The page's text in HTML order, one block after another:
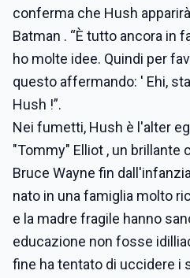
conferma che Hush
Batman . “È tutto ancora in
ho molte idee. Quindi per
questo affermando: ' Ehi,
Hush !”.
Nei fumetti, Hush è l'alter
"Tommy" Elliot , un brillante
Bruce Wayne fin
nato in una famiglia molto
e la madre fragile hanno
educazione non fosse
fine ha tentato di uccidere i